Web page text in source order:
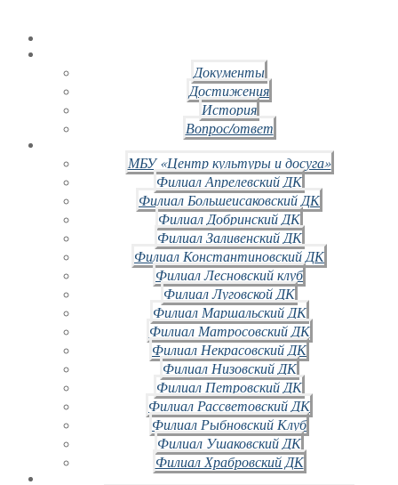
Документы
Достижения
История
Вопрос/ответ
МБУ «Центр культуры и досуга»
Филиал Апрелевский ДК
Филиал Большеисаковский ДК
Филиал Добринский ДК
Филиал Заливенский ДК
Филиал Константиновский ДК
Филиал Лесновский клуб
Филиал Луговской ДК
Филиал Маршальский ДК
Филиал Матросовский ДК
Филиал Некрасовский ДК
Филиал Низовский ДК
Филиал Петровский ДК
Филиал Рассветовский ДК
Филиал Рыбновский Клуб
Филиал Ушаковский ДК
Филиал Храбровский ДК